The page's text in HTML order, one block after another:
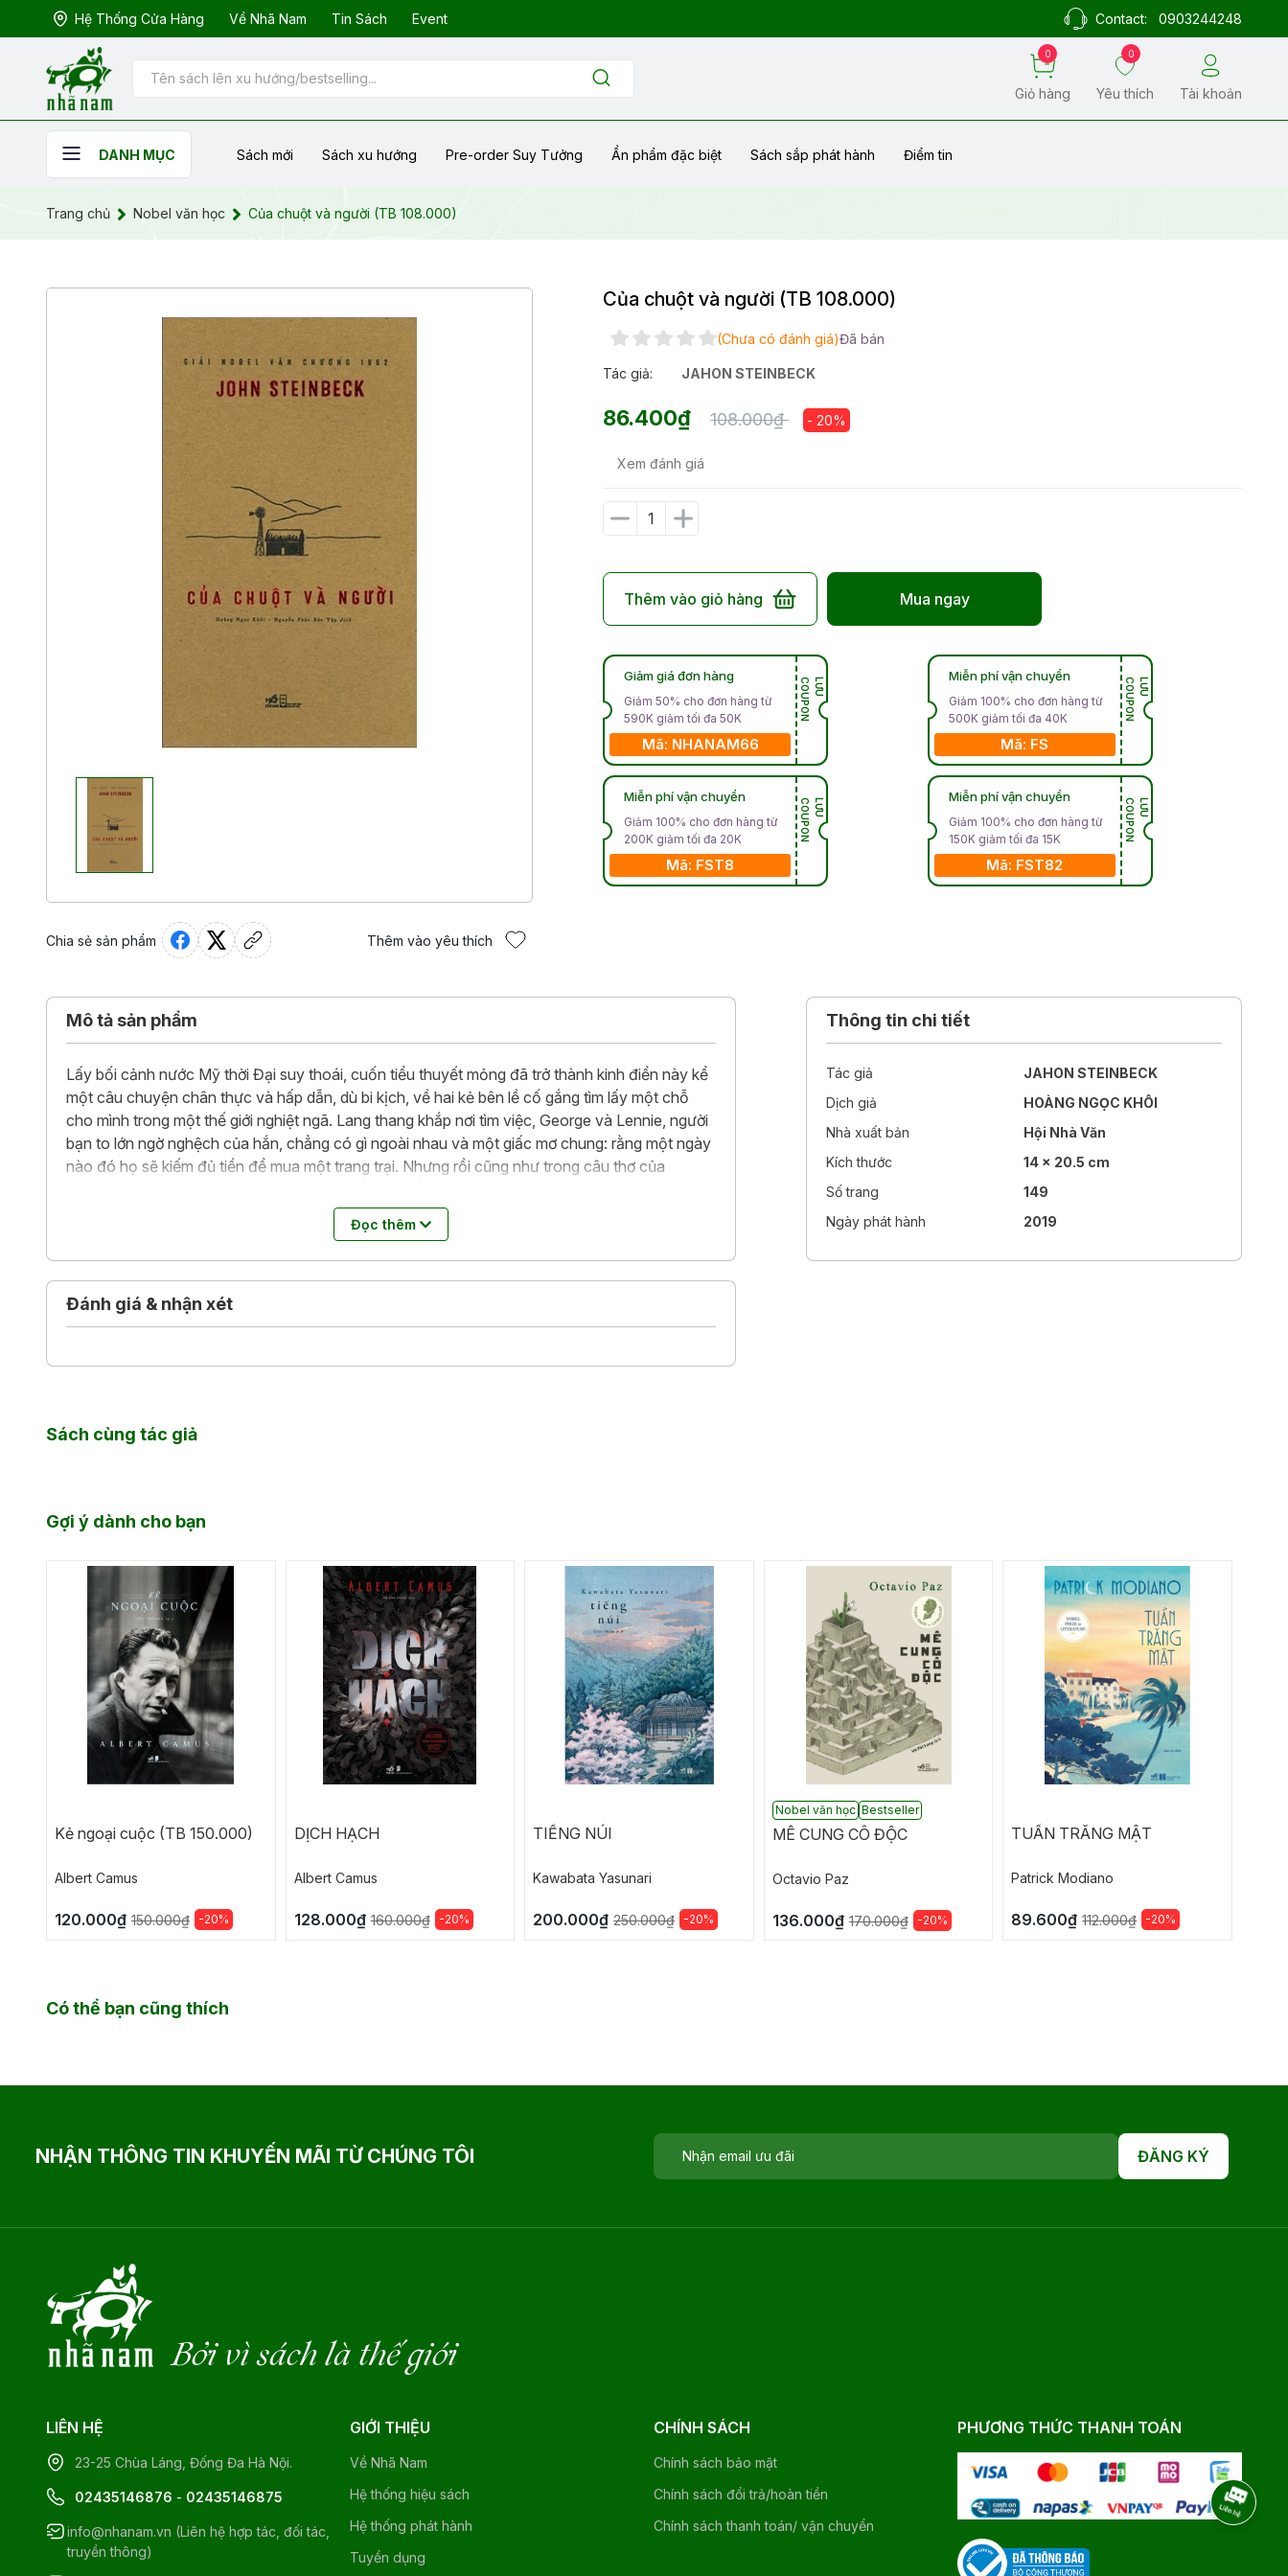
Hệ Thống Cửa Hàng Về Nhã Nam Tin Sách Event Contact: 0903244248
0
Giỏ hàng
0
Yêu thích Tài khoản
DANH MỤC Sách mới Sách xu hướng Pre-order Suy Tưởng Ẩn phẩm đặc biệt Sách sắp phát hành Điểm tin
Trang chủ Nobel văn học Của chuột và người (TB 108.000)
Chia sẻ sản phẩm Thêm vào yêu thích
Của chuột và người (TB 108.000)
(Chưa có đánh giá)Đã bán
Tác giả: JAHON STEINBECK
86.400₫ 108.000₫ - 20%
Xem đánh giá
Thêm vào giỏ hàng Mua ngay
Giảm giá đơn hàng
Giảm 50% cho đơn hàng từ
590K giảm tối đa 50K
Mã: NHANAM66
L
Ư
U
C
O
U
P
O
N
Miễn phí vận chuyển
Giảm 100% cho đơn hàng từ
200K giảm tối đa 20K
Mã: FST8
L
Ư
U
C
O
U
P
O
N
Miễn phí vận chuyển
Giảm 100% cho đơn hàng từ
500K giảm tối đa 40K
Mã: FS
L
Ư
U
C
O
U
P
O
N
Miễn phí vận chuyển
Giảm 100% cho đơn hàng từ
150K giảm tối đa 15K
Mã: FST82
L
Ư
U
C
O
U
P
O
N
Mô tả sản phẩm
Lấy bối cảnh nước Mỹ thời Đại suy thoái, cuốn tiểu thuyết mỏng đã trở thành kinh điển này kể
một câu chuyện chân thực và hấp dẫn, dù bi kịch, về hai kẻ bên lề cố gắng tìm lấy một chỗ
cho mình trong một thế giới nghiệt ngã. Lang thang khắp nơi tìm việc, George và Lennie, người
bạn to lớn ngờ nghệch của hắn, chẳng có gì ngoài nhau và một giấc mơ chung: rằng một ngày
nào đó họ sẽ kiếm đủ tiền để mua một trang trại. Nhưng rồi cũng như trong câu thơ của
những dự định tốt nhất thường đổ bể, những giấc mơ đẹp nhất thường không thành, mọi hy
vọng của họ đã bị kết liễu ngay khi số phận đẩy Lennie ngờ nghệch đến chỗ gây ra một tội lỗi
bất khả sửa chữa, để rồi từ đó hy vọng lao thẳng tới thất vọng và tất cả rơi vào một kết cục bi
thảm không thể vãn hồi…
Đọc thêm
Đánh giá & nhận xét
Thông tin chi tiết
Tác giả
JAHON STEINBECK
Dịch giả
HOÀNG NGỌC KHÔI
Nhà xuất bản
Hội Nhà Văn
Kích thước
14 x 20.5 cm
Số trang
149
Ngày phát hành
2019
Sách cùng tác giả
Gợi ý dành cho bạn
Kẻ ngoại cuộc (TB 150.000)
Albert Camus
120.000₫ 150.000₫ -20%
DỊCH HẠCH
Albert Camus
128.000₫ 160.000₫ -20%
TIẾNG NÚI
Kawabata Yasunari
200.000₫ 250.000₫ -20%
Nobel văn học Bestseller
MÊ CUNG CÔ ĐỘC
Octavio Paz
136.000₫ 170.000₫ -20%
TUẦN TRĂNG MẬT
Patrick Modiano
89.600₫ 112.000₫ -20%
Có thể bạn cũng thích
NHẬN THÔNG TIN KHUYẾN MÃI TỪ CHÚNG TÔI ĐĂNG KÝ
Bởi vì sách là thế giới
LIÊN HỆ
23-25 Chùa Láng, Đống Đa Hà Nội.
02435146876 - 02435146875
info@nhanam.vn (Liên hệ hợp tác, đối tác,
truyền thông)
GIỚI THIỆU
Về Nhã Nam
Hệ thống hiệu sách
Hệ thống phát hành
Tuyển dụng
CHÍNH SÁCH
Chính sách bảo mật
Chính sách đổi trả/hoàn tiền
Chính sách thanh toán/ vận chuyển
PHƯƠNG THỨC THANH TOÁN